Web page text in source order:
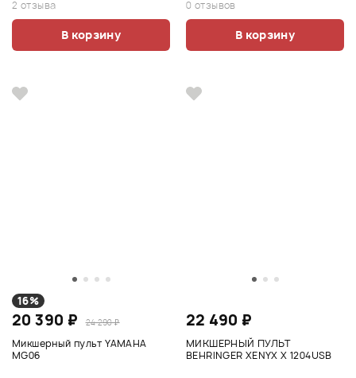
2 отзыва
В корзину
0 отзывов
В корзину
16%
20 390 ₽ 24 290 ₽
Микшерный пульт YAMAHA
MG06
22 490 ₽
МИКШЕРНЫЙ ПУЛЬТ
BEHRINGER XENYX X 1204USB